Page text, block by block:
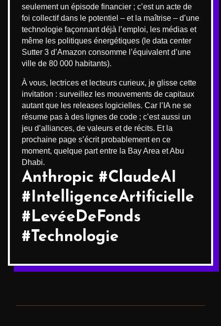
seulement un épisode financier ; c’est un acte de
foi collectif dans le potentiel – et la maîtrise – d’une
technologie façonnant déjà l’emploi, les médias et
même les politiques énergétiques (le data center
Sutter 3 d’Amazon consomme l’équivalent d’une
ville de 80 000 habitants).
À vous, lectrices et lecteurs curieux, je glisse cette
invitation : surveillez les mouvements de capitaux
autant que les releases logicielles. Car l’IA ne se
résume pas à des lignes de code ; c’est aussi un
jeu d’alliances, de valeurs et de récits. Et la
prochaine page s’écrit probablement en ce
moment, quelque part entre la Bay Area et Abu
Dhabi.
Anthropic #ClaudeAI
#IntelligenceArtificielle
#LevéeDeFonds
#Technologie